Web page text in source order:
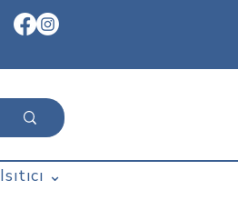
Isıtıcı ⌄